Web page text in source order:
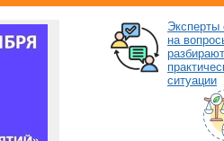
Эксперты
на
разбирают
ситуации